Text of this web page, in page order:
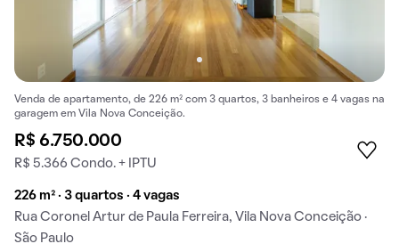
Venda de apartamento, de 226 m² com 3 quartos, 3 banheiros e 4 vagas na
garagem em Vila Nova Conceição.
R$ 6.750.000
R$ 5.366 Condo. + IPTU
226 m² · 3 quartos · 4 vagas
Rua Coronel Artur de Paula Ferreira, Vila Nova Conceição ·
São Paulo